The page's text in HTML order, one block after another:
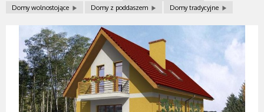
Domy wolnostojące
Domy z poddaszem Domy tradycyjne